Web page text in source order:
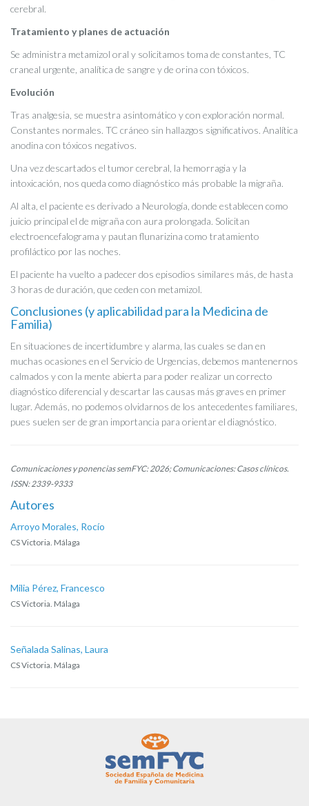
cerebral.
Tratamiento y planes de actuación
Se administra metamizol oral y solicitamos toma de constantes, TC
craneal urgente, analítica de sangre y de orina con tóxicos.
Evolución
Tras analgesia, se muestra asintomático y con exploración normal.
Constantes normales. TC cráneo sin hallazgos significativos. Analítica
anodina con tóxicos negativos.
Una vez descartados el tumor cerebral, la hemorragia y la
intoxicación, nos queda como diagnóstico más probable la migraña.
Al alta, el paciente es derivado a Neurología, donde establecen como
juicio principal el de migraña con aura prolongada. Solicitan
electroencefalograma y pautan flunarizina como tratamiento
profiláctico por las noches.
El paciente ha vuelto a padecer dos episodios similares más, de hasta
3 horas de duración, que ceden con metamizol.
Conclusiones (y aplicabilidad para la Medicina de
Familia)
En situaciones de incertidumbre y alarma, las cuales se dan en
muchas ocasiones en el Servicio de Urgencias, debemos mantenernos
calmados y con la mente abierta para poder realizar un correcto
diagnóstico diferencial y descartar las causas más graves en primer
lugar. Además, no podemos olvidarnos de los antecedentes familiares,
pues suelen ser de gran importancia para orientar el diagnóstico.
Comunicaciones y ponencias semFYC: 2026; Comunicaciones: Casos clínicos.
ISSN: 2339-9333
Autores
Arroyo Morales, Rocío
CS Victoria. Málaga
Milia Pérez, Francesco
CS Victoria. Málaga
Señalada Salinas, Laura
CS Victoria. Málaga